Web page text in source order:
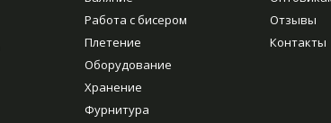
Работа с бисером
Плетение
Оборудование
Хранение
Фурнитура
Отзывы
Контакты